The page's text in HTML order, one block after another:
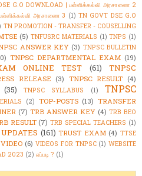
G.O DOWNLOAD | பள்ளிக்கல்வி அரசாணை 2
அரசாணை 3 (1) TN GOVT DSE G.O
TN PROMOTION - TRANSFER - COUSELLING
(5) TNFUSRC MATERIALS (1) TNPS (1)
ANSWER KEY (3) TNPSC BULLETIN
TNPSC DEPARTMENTAL EXAM (19)
ONLINE TEST (61)
TNPSC
RELEASE (3) TNPSC RESULT (4)
(35) TNPSC SYLLABUS (1)
TNPSC
(2) TOP-POSTS (13) TRANSFER
(7) TRB ANSWER KEY (4) TRB BEO
RESULT (7) TRB SPECIAL TEACHERS (1)
(161) TRUST EXAM (4) TTSE
VIDEO (6) VIDEOS FOR TNPSC (1) WEBSITE
2023 (2) எப்படி ? (1)